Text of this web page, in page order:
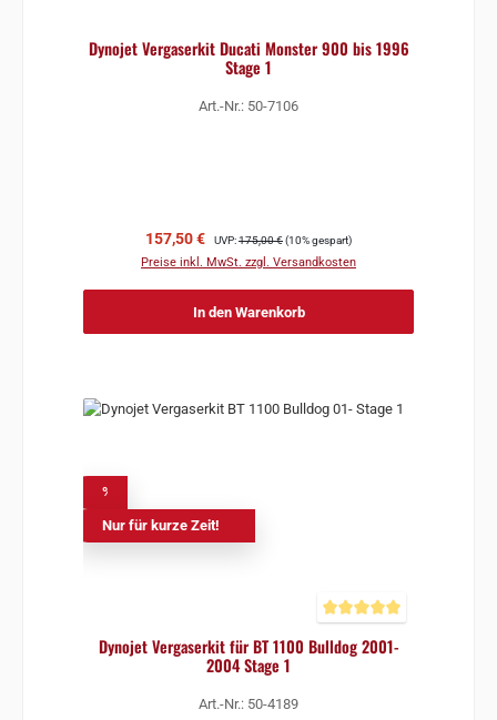
Dynojet Vergaserkit Ducati Monster 900 bis 1996
Stage 1
Art.-Nr.: 50-7106
Verkaufspreis:
157,50 € Regulärer Preis:
UVP:175,00 €(10% gespart)
Preise inkl. MwSt. zzgl. Versandkosten
In den Warenkorb
Nur für kurze Zeit!
Durchschnittliche
Dynojet Vergaserkit für BT 1100 Bulldog 2001-
2004 Stage 1
Art.-Nr.: 50-4189